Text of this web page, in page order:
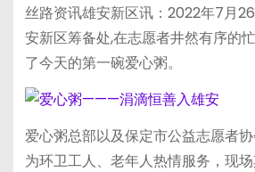
丝路资讯雄安新区讯：2022年7月
安新区筹备处,在志愿者井然有序的
了今天的第一碗爱心粥。
爱心粥总部以及保定市公益志愿者
为环卫工人、老年人热情服务，现